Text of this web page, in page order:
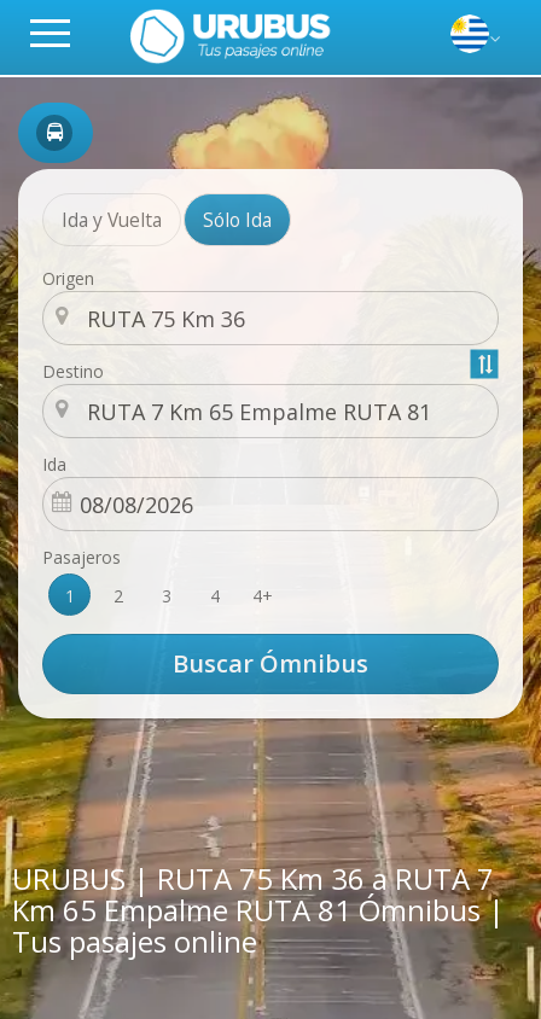
Ida y Vuelta Sólo Ida
Origen
Destino
Ida
Pasajeros
1
2 3 4 4+
URUBUS | RUTA 75 Km 36 a RUTA 7
Km 65 Empalme RUTA 81 Ómnibus |
Tus pasajes online